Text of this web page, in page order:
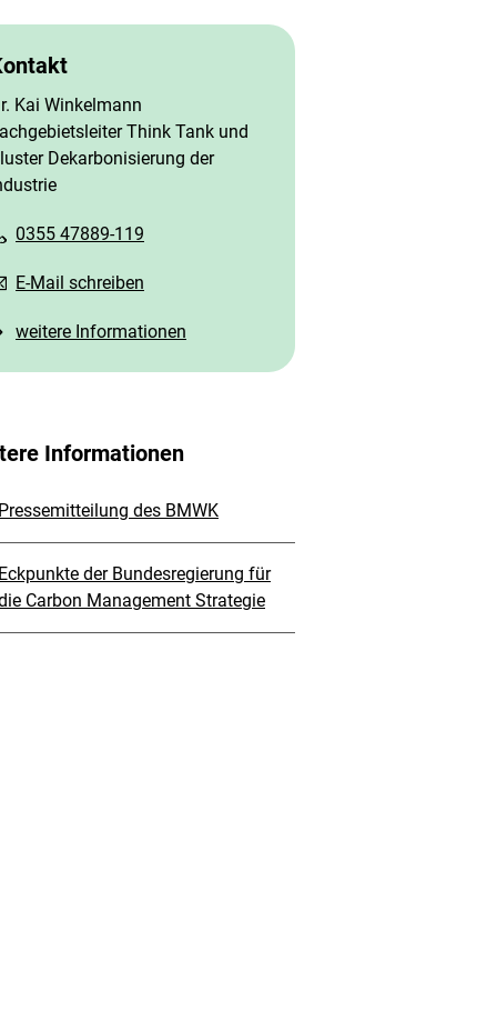
Kai Winkelmann
Think Tank und
Dekarbonisierung der
0355 47889-119
E-Mail schreiben
weitere Informationen
Informationen
Pressemitteilung des BMWK
Eckpunkte der Bundesregierung für
Carbon Management Strategie